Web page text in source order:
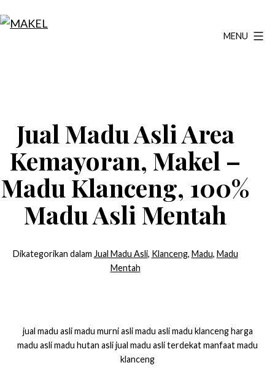
ke
MENU
Jual Madu Asli Area
Kemayoran, Makel –
Madu Klanceng, 100%
Madu Asli Mentah
Dikategorikan dalam Jual Madu Asli, Klanceng, Madu, Madu
Mentah
jual madu asli madu murni asli madu asli madu klanceng harga
madu asli madu hutan asli jual madu asli terdekat manfaat madu
klanceng